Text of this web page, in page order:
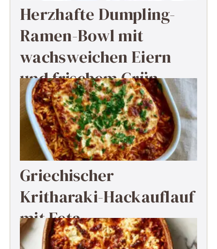
Herzhafte Dumpling-
Ramen-Bowl mit
wachsweichen Eiern
und frischem Grün
Griechischer
Kritharaki-Hackauflauf
mit Feta